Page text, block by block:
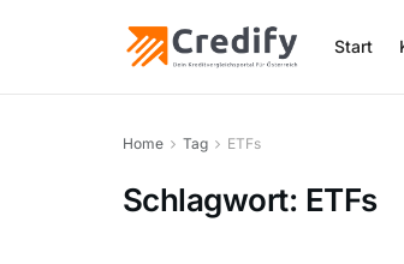
Start
Home Tag ETFs
Schlagwort: ETFs